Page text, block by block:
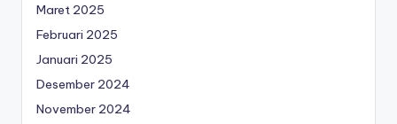
Maret 2025
Februari 2025
Januari 2025
Desember 2024
November 2024